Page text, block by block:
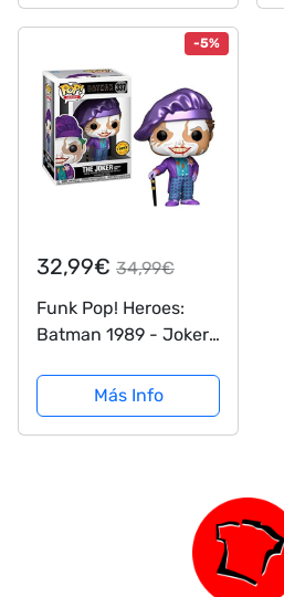
-5%
32,99€ 34,99€
Funk Pop! Heroes:
Batman 1989 - Joker
Más Info